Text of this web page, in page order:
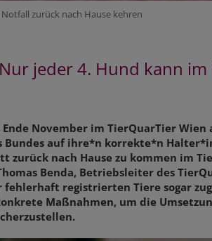
zurück nach Hause kehren
jeder 4. Hund kann
November im TierQuarTier
auf ihre*n korrekte*n
nach Hause zu kommen im
Benda, Betriebsleiter des
registrierten Tiere sogar
Maßnahmen, um die